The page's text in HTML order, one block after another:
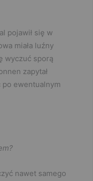
pojawił się w
miała luźny
wyczuć sporą
zapytał
po ewentualnym
nawet samego